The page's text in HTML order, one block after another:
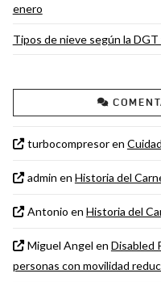
enero
Tipos de nieve según la
turbocompresoren
admin en Historia del
Antonio en Historia del
Miguel Angel en Disabled
personas con movilidad